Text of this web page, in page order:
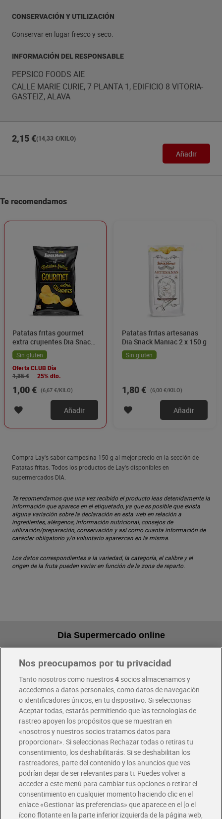
CONSERVACIÓN Y UTILIZACIÓN
Conservar en lugar fresco y seco.
INFORMACIÓN DEL RESPONSABLE
PEPSICO FOODS AIE
CALLE MARIE CURIE, 7 PLANTA 1, EDIFICIO 8 VITORIA-
GASTEIZ, ALAVA
2,15 €(14,33 €/KILO)
Añadir
Te recomendamos
Patatas fritas gourmet
extra crujientes Dia Snack
Maniac 150 g
Sin gluten
Oferta CLUB Dia
1,35 €
25% dto.
1,00 € (6,67 €/KILO)
Añadir
Patatas fritas artesanas
Dia Snack Maniac 2 x 150 g
Sin gluten
1,80 € (6,00 €/KILO)
Añadir
Compra Lay's sabor campesina 150 g al mejor precio en la sección de
Patatas fritas. Todos los productos de Lay's disponibles en
supermercados DIA.
Te recomendamos que una vez recibido el producto leas detenidamente la
información que aparece en el etiquetado, ya que es posible que exista
alguna variación sobre la declaración en esta web en relación a
ingredientes, alérgenos, información nutricional, consejos de
utilización/preparación, conservación y así como cuanta información de
carácter obligatorio y/o voluntario aparezcan en la misma.
Los datos correspondientes a la variedad, la categoría, el calibre y el
origen de la fruta pueden variar en función de la zona de reparto.
Dia Supermercado online
Pide hoy, recibe hoy
Envío gratis por compras superiores a 100€
Envío estandar por 4,99€
Glovo y Uber Eats
Solicita tu factura de Glovo o Uber Eats
Únete al CLUB Dia
Disfruta las ventajas y ofertas exclusivas.
Descárgate la APP Dia
Folletos y Tiendas
Nos preocupamos por tu privacidad
Tanto nosotros como nuestros4socios almacenamos y
accedemos a datos personales, como datos de navegación
o identificadores únicos, en tu dispositivo. Si seleccionas
Aceptar todas, estarás permitiendo que las tecnologías de
rastreo apoyen los propósitos que se muestran en
«nosotros y nuestros socios tratamos datos para
proporcionar». Si seleccionas Rechazar todas o retiras tu
consentimiento, los deshabilitarás. Si se deshabilitan los
rastreadores, parte del contenido y los anuncios que ves
podrían dejar de ser relevantes para ti. Puedes volver a
acceder a este menú para cambiar tus opciones o retirar el
consentimiento en cualquier momento haciendo clic en el
enlace «Gestionar las preferencias» que aparece en el [o el
ícono flotante en la parte inferior izquierda de la página web,